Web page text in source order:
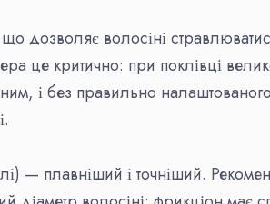
дозволяє волосіні
це критично: при поклівці
і без правильно
— плавніший і точніший.